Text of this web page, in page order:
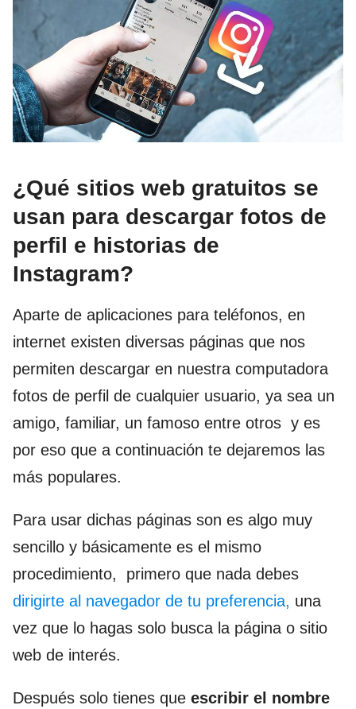
¿Qué sitios web gratuitos se
usan para descargar fotos de
perfil e historias de
Instagram?
Aparte de aplicaciones para teléfonos, en
internet existen diversas páginas que nos
permiten descargar en nuestra computadora
fotos de perfil de cualquier usuario, ya sea un
amigo, familiar, un famoso entre otros y es
por eso que a continuación te dejaremos las
más populares.
Para usar dichas páginas son es algo muy
sencillo y básicamente es el mismo
procedimiento, primero que nada debes
dirigirte al navegador de tu preferencia, una
vez que lo hagas solo busca la página o sitio
web de interés.
Después solo tienes que escribir el nombre